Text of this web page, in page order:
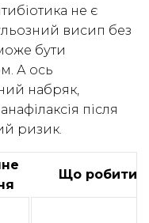
не є
висип без
бути
А ось
набряк,
після
ризик.
Що робити